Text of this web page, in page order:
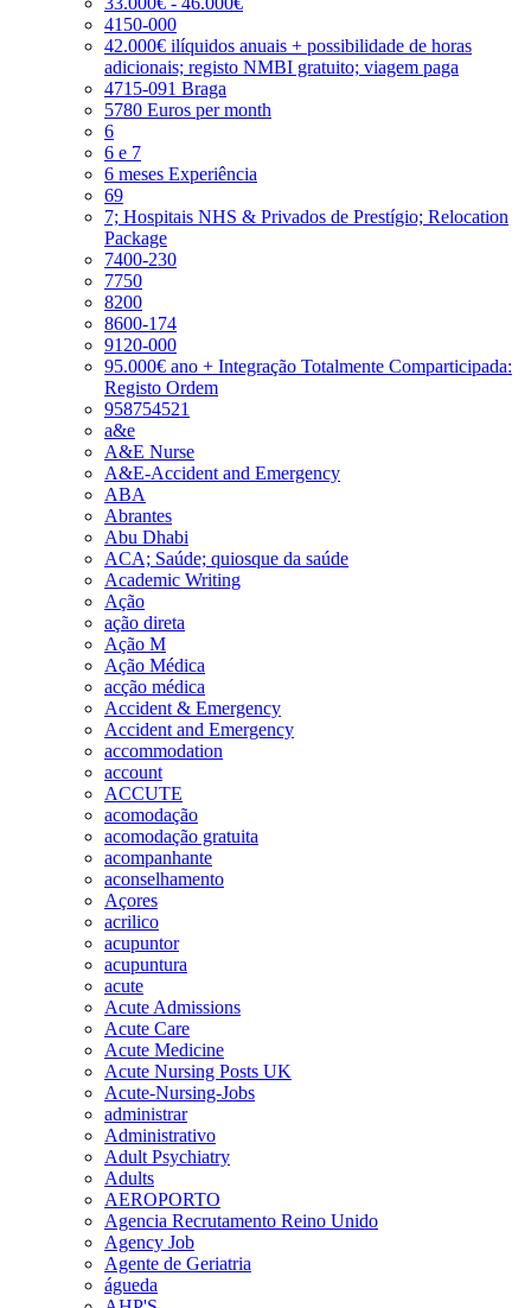
4150-000
42.000€ ilíquidos anuais + possibilidade de horas
adicionais; registo NMBI gratuito; viagem paga
4715-091 Braga
5780 Euros per month
6
6 e 7
6 meses Experiência
69
7; Hospitais NHS & Privados de Prestígio; Relocation
Package
7400-230
7750
8200
8600-174
9120-000
95.000€ ano + Integração Totalmente Comparticipada:
Registo Ordem
958754521
a&e
A&E Nurse
A&E-Accident and Emergency
ABA
Abrantes
Abu Dhabi
ACA; Saúde; quiosque da saúde
Academic Writing
Ação
ação direta
Ação M
Ação Médica
acção médica
Accident & Emergency
Accident and Emergency
accommodation
account
ACCUTE
acomodação
acomodação gratuita
acompanhante
aconselhamento
Açores
acrilico
acupuntor
acupuntura
acute
Acute Admissions
Acute Care
Acute Medicine
Acute Nursing Posts UK
Acute-Nursing-Jobs
administrar
Administrativo
Adult Psychiatry
Adults
AEROPORTO
Agencia Recrutamento Reino Unido
Agency Job
Agente de Geriatria
águeda